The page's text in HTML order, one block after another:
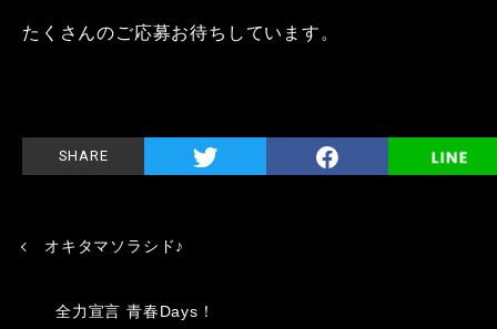
たくさんのご応募お待ちしています。
SHARE
オキタマソラシド♪
全力宣言 青春Days！